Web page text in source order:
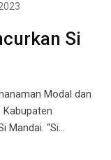
Si
Modal dan
Kabupaten
Mandai. “Si…